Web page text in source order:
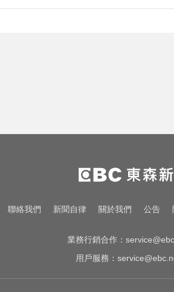
豪、許基宏動刀本季報銷
天天吃燒烤香腸 14歲女竟罹
三商美邦人壽將下市！8/20
聯絡我們 新聞自律 關於我們 公告
業務行銷合作：
用戶服務：